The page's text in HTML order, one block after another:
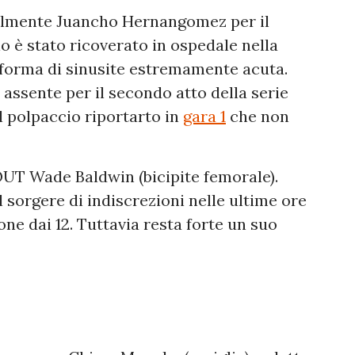
Juancho Hernangomez per il
è stato ricoverato in ospedale nella
di sinusite estremamente acuta.
per il secondo atto della serie
polpaccio riportarto in gara 1 che non
Wade Baldwin (bicipite femorale).
di indiscrezioni nelle ultime ore
dai 12. Tuttavia resta forte un suo